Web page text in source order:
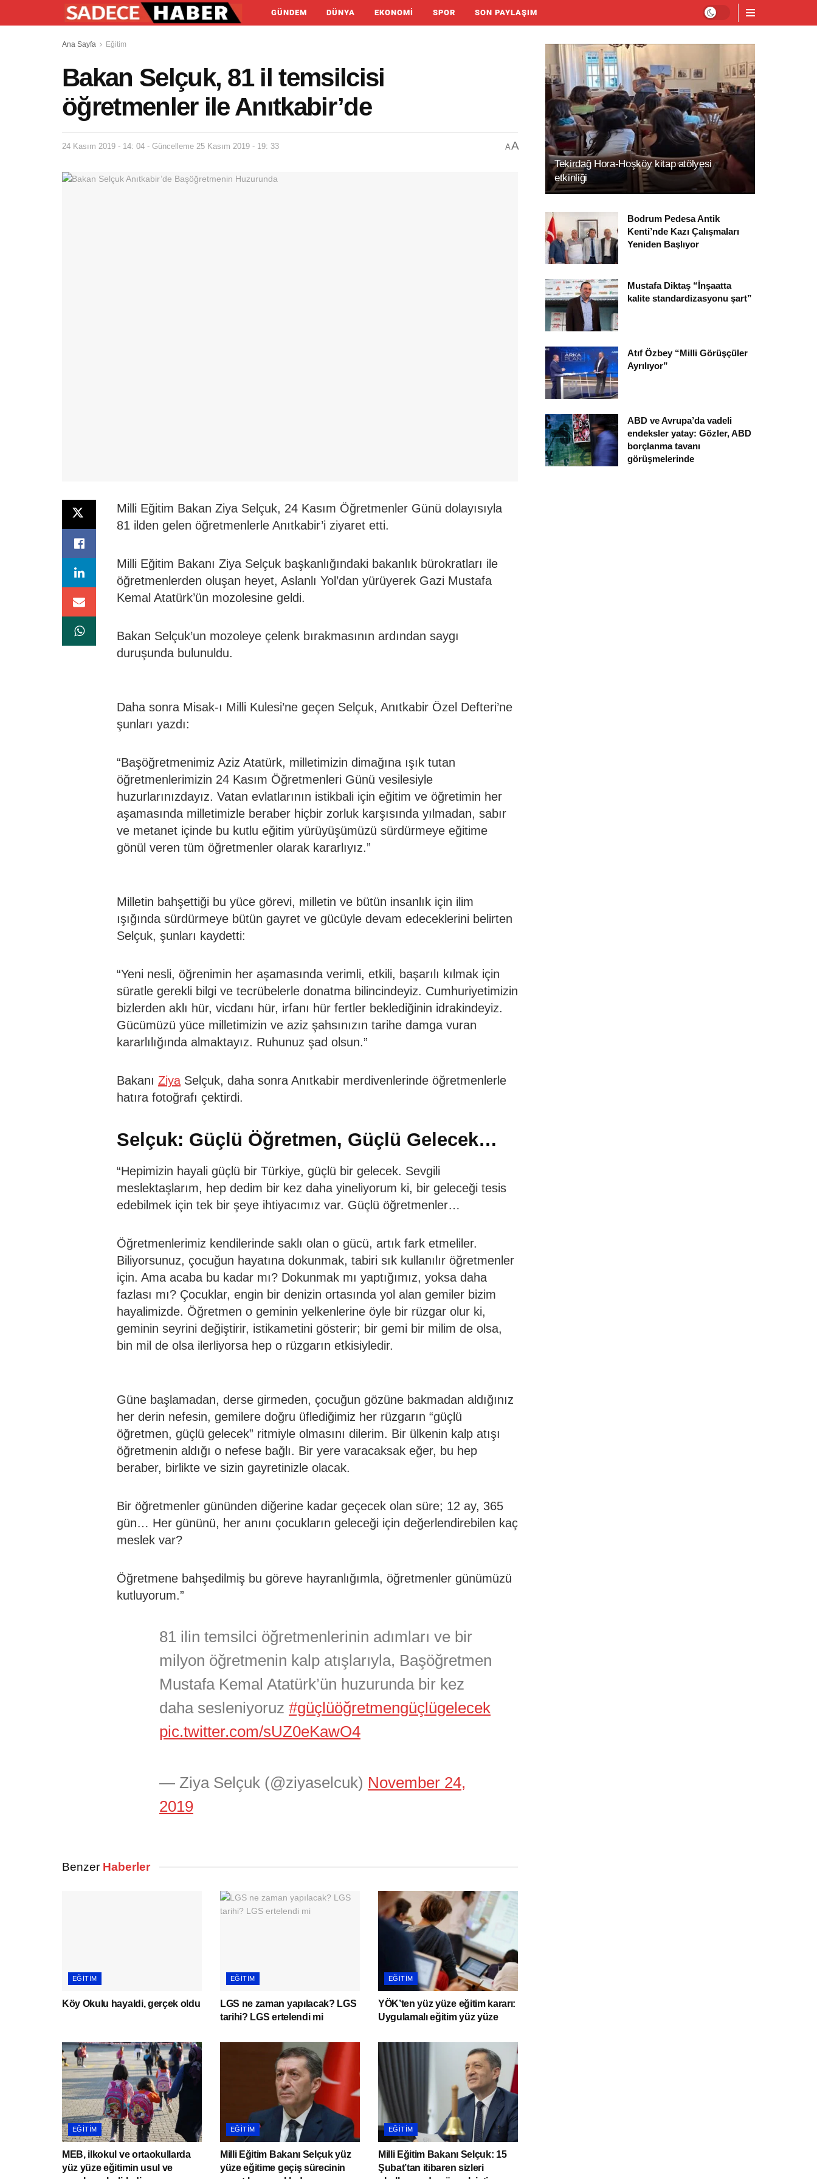
GÜNDEM DÜNYA EKONOMI SPOR SON PAYLAŞIM
Ana Sayfa Eğitim
Bakan Selçuk, 81 il temsilcisi
öğretmenler ile Anıtkabir’de
24 Kasım 2019 - 14: 04 - Güncelleme 25 Kasım 2019 - 19: 33 AA
Milli Eğitim Bakan Ziya Selçuk, 24 Kasım Öğretmenler Günü dolayısıyla
81 ilden gelen öğretmenlerle Anıtkabir’i ziyaret etti.
Milli Eğitim Bakanı Ziya Selçuk başkanlığındaki bakanlık bürokratları ile
öğretmenlerden oluşan heyet, Aslanlı Yol’dan yürüyerek Gazi Mustafa
Kemal Atatürk’ün mozolesine geldi.
Bakan Selçuk’un mozoleye çelenk bırakmasının ardından saygı
duruşunda bulunuldu.
Daha sonra Misak-ı Milli Kulesi’ne geçen Selçuk, Anıtkabir Özel Defteri’ne
şunları yazdı:
“Başöğretmenimiz Aziz Atatürk, milletimizin dimağına ışık tutan
öğretmenlerimizin 24 Kasım Öğretmenleri Günü vesilesiyle
huzurlarınızdayız. Vatan evlatlarının istikbali için eğitim ve öğretimin her
aşamasında milletimizle beraber hiçbir zorluk karşısında yılmadan, sabır
ve metanet içinde bu kutlu eğitim yürüyüşümüzü sürdürmeye eğitime
gönül veren tüm öğretmenler olarak kararlıyız.”
Milletin bahşettiği bu yüce görevi, milletin ve bütün insanlık için ilim
ışığında sürdürmeye bütün gayret ve gücüyle devam edeceklerini belirten
Selçuk, şunları kaydetti:
“Yeni nesli, öğrenimin her aşamasında verimli, etkili, başarılı kılmak için
süratle gerekli bilgi ve tecrübelerle donatma bilincindeyiz. Cumhuriyetimizin
bizlerden aklı hür, vicdanı hür, irfanı hür fertler beklediğinin idrakindeyiz.
Gücümüzü yüce milletimizin ve aziz şahsınızın tarihe damga vuran
kararlılığında almaktayız. Ruhunuz şad olsun.”
Bakanı Ziya Selçuk, daha sonra Anıtkabir merdivenlerinde öğretmenlerle
hatıra fotoğrafı çektirdi.
Selçuk: Güçlü Öğretmen, Güçlü Gelecek…
“Hepimizin hayali güçlü bir Türkiye, güçlü bir gelecek. Sevgili
meslektaşlarım, hep dedim bir kez daha yineliyorum ki, bir geleceği tesis
edebilmek için tek bir şeye ihtiyacımız var. Güçlü öğretmenler…
Öğretmenlerimiz kendilerinde saklı olan o gücü, artık fark etmeliler.
Biliyorsunuz, çocuğun hayatına dokunmak, tabiri sık kullanılır öğretmenler
için. Ama acaba bu kadar mı? Dokunmak mı yaptığımız, yoksa daha
fazlası mı? Çocuklar, engin bir denizin ortasında yol alan gemiler bizim
hayalimizde. Öğretmen o geminin yelkenlerine öyle bir rüzgar olur ki,
geminin seyrini değiştirir, istikametini gösterir; bir gemi bir milim de olsa,
bin mil de olsa ilerliyorsa hep o rüzgarın etkisiyledir.
Güne başlamadan, derse girmeden, çocuğun gözüne bakmadan aldığınız
her derin nefesin, gemilere doğru üflediğimiz her rüzgarın “güçlü
öğretmen, güçlü gelecek” ritmiyle olmasını dilerim. Bir ülkenin kalp atışı
öğretmenin aldığı o nefese bağlı. Bir yere varacaksak eğer, bu hep
beraber, birlikte ve sizin gayretinizle olacak.
Bir öğretmenler gününden diğerine kadar geçecek olan süre; 12 ay, 365
gün… Her gününü, her anını çocukların geleceği için değerlendirebilen kaç
meslek var?
Öğretmene bahşedilmiş bu göreve hayranlığımla, öğretmenler günümüzü
kutluyorum.”
81 ilin temsilci öğretmenlerinin adımları ve bir
milyon öğretmenin kalp atışlarıyla, Başöğretmen
Mustafa Kemal Atatürk’ün huzurunda bir kez
daha sesleniyoruz #güçlüöğretmengüçlügelecek
pic.twitter.com/sUZ0eKawO4
— Ziya Selçuk (@ziyaselcuk) November 24,
2019
Benzer Haberler
EĞITIM
Köy Okulu hayaldi, gerçek oldu
EĞITIM
LGS ne zaman yapılacak? LGS
tarihi? LGS ertelendi mi
EĞITIM
YÖK’ten yüz yüze eğitim kararı:
Uygulamalı eğitim yüz yüze
EĞITIM
MEB, ilkokul ve ortaokullarda
yüz yüze eğitimin usul ve
EĞITIM
Milli Eğitim Bakanı Selçuk yüz
yüze eğitime geçiş sürecinin
EĞITIM
Milli Eğitim Bakanı Selçuk: 15
Şubat’tan itibaren sizleri
Tekirdağ Hora-Hoşköy kitap atölyesi
etkinliği
Bodrum Pedesa Antik
Kenti’nde Kazı Çalışmaları
Yeniden Başlıyor
Mustafa Diktaş “İnşaatta
kalite standardizasyonu şart”
Atıf Özbey “Milli Görüşçüler
Ayrılıyor”
ABD ve Avrupa’da vadeli
endeksler yatay: Gözler, ABD
borçlanma tavanı
görüşmelerinde